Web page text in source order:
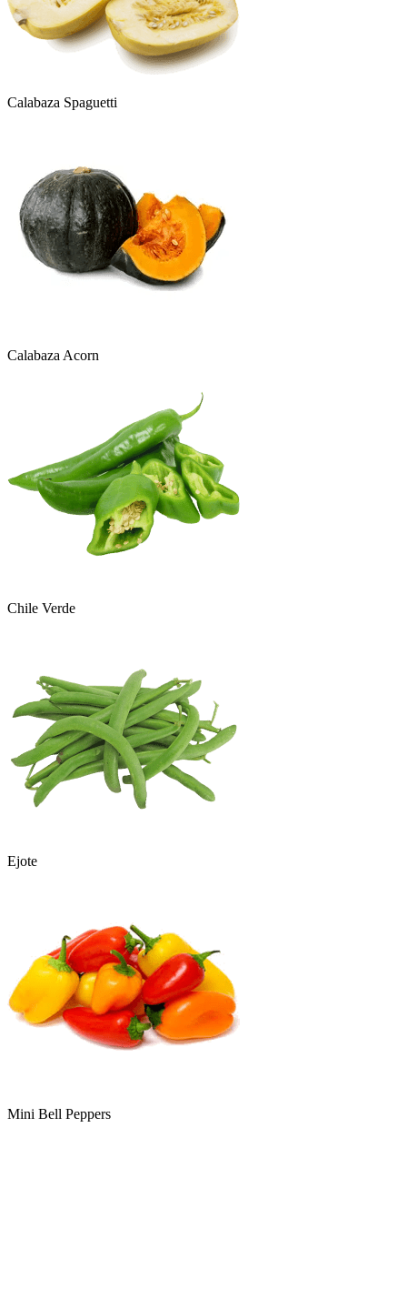
Calabaza Spaguetti
Calabaza Acorn
Chile Verde
Ejote
Mini Bell Peppers